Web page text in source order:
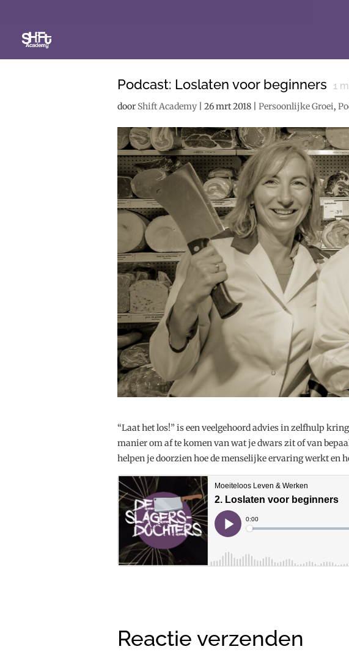
Podcast: Loslaten voor beginners 1
door Shift Academy 26 mrt 2018 Persoonlijke Groei,
“Laat het los!” is een veelgehoord advies in zelfhulp
manier om af te komen van wat je dwars zit of van
helpen je doorzien hoe de menselijke ervaring werkt en
Reactie verzenden